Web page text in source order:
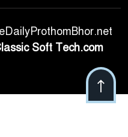
Soft Tech.com